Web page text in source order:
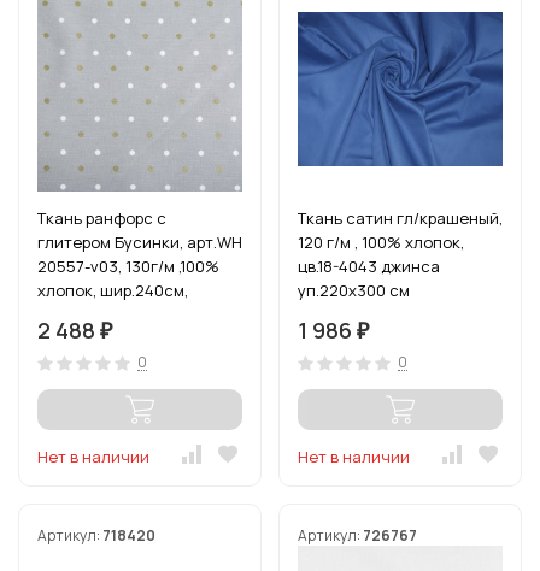
Ткань ранфорс с
глитером Бусинки, арт.WH
20557-v03, 130г/м ,100%
хлопок, шир.240см,
2 488 ₽
0
Нет в наличии
Ткань сатин гл/крашеный,
120 г/м , 100% хлопок,
цв.18-4043 джинса
уп.220х300 см
1 986 ₽
0
Нет в наличии
Артикул: 718420 Артикул: 726767